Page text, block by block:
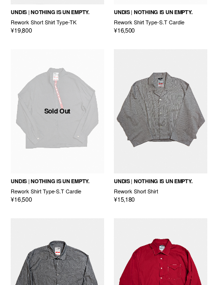
UNDIS NOTHING IS UN EMPTY.
Rework Short Shirt Type-TK
¥19,800
UNDIS NOTHING IS UN EMPTY.
Rework Shirt Type-S.T Cardie
¥16,500
Sold Out
UNDIS NOTHING IS UN EMPTY.
Rework Shirt Type-S.T Cardie
¥16,500
UNDIS NOTHING IS UN EMPTY.
Rework Short Shirt
¥15,180